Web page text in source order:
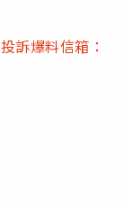
投訴爆料信箱：